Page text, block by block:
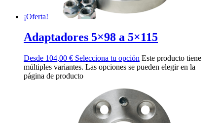
¡Oferta!
Adaptadores 5×98 a 5×115
Desde 104,00 € Selecciona tu opción Este producto tiene
múltiples variantes. Las opciones se pueden elegir en la
página de producto